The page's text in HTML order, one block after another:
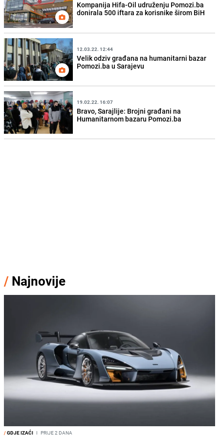
Kompanija Hifa-Oil udruženju Pomozi.ba
donirala 500 iftara za korisnike širom BiH
12.03.22. 12:44
Velik odziv građana na humanitarni bazar
Pomozi.ba u Sarajevu
19.02.22. 16:07
Bravo, Sarajlije: Brojni građani na
Humanitarnom bazaru Pomozi.ba
/ Najnovije
/GDJE IZAĆI I PRIJE 2 DANA